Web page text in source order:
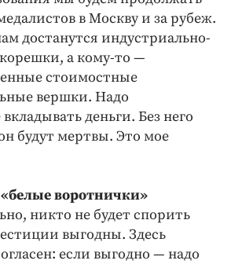
в Москву и за рубеж.
достанутся индустриально-
а кому-то —
стоимостные
вершки. Надо
деньги. Без него
будут мертвы. Это мое
воротнички»
никто не будет спорить
выгодны. Здесь
если выгодно — надо